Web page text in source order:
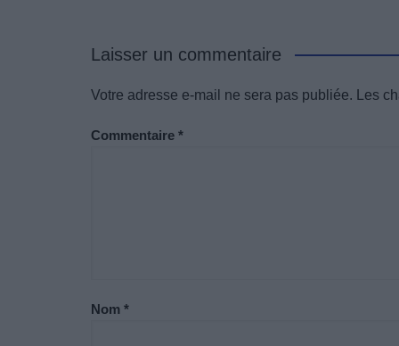
Laisser un commentaire
Votre adresse e-mail ne sera pas publiée. Les
Commentaire *
Nom *